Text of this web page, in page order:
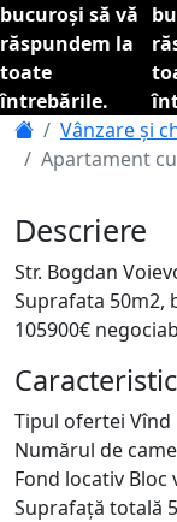
bucuroși să vă
răspundem la
toate
întrebările.
Vânzare și
Apartament
Descriere
Str. Bogdan
Suprafata 50m2,
105900€
Tipul ofertei Vînd
Numărul de
Fond locativ Bloc
Suprafață totală